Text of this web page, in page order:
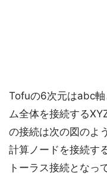
Tofuの6次元はabc軸
ム全体を接続する
の接続は次の図のよ
計算ノードを接続す
トーラス接続となっ